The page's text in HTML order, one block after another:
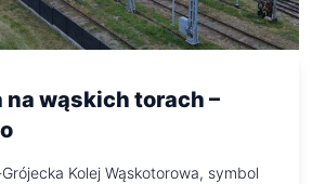
na wąskich torach –
Kolej Wąskotorowa, symbol